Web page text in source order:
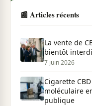
📰 Articles récents
La vente de
bientôt
7 juin 2026
Cigarette
moléculaire
publique